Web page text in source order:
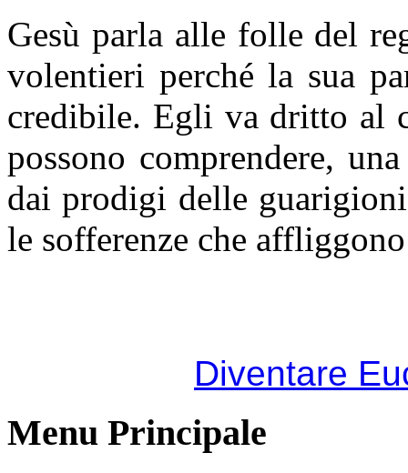
Gesù parla alle folle del
volentieri perché la sua
credibile. Egli va dritto al
possono comprendere,
dai prodigi delle
le sofferenze che
Diventare
Menu Principale